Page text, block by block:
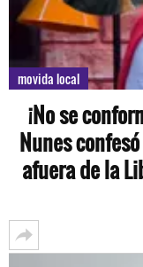
movida local
¡No se
Nunes
afuera de la